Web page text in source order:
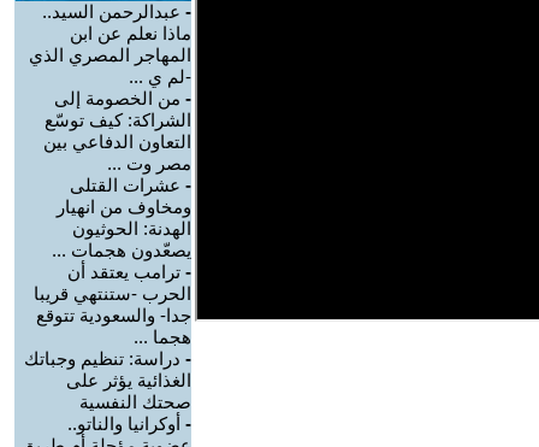
- عبدالرحمن السيد..
ماذا نعلم عن ابن
المهاجر المصري الذي
-لم ي ...
- من الخصومة إلى
الشراكة: كيف توسّع
التعاون الدفاعي بين
مصر وت ...
- عشرات القتلى
ومخاوف من انهيار
الهدنة: الحوثيون
يصعّدون هجمات ...
- ترامب يعتقد أن
الحرب -ستنتهي قريبا
جدا- والسعودية تتوقع
هجما ...
- دراسة: تنظيم وجباتك
الغذائية يؤثر على
صحتك النفسية
- أوكرانيا والناتو..